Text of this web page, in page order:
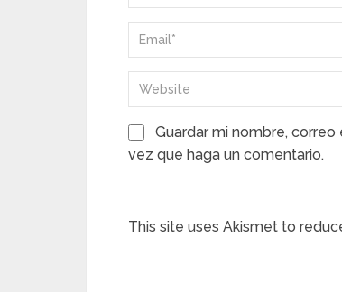
Guardar mi nombre,
vez que haga un comentario.
This site uses Akismet to